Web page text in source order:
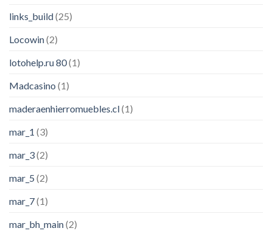
links_build(25)
Locowin(2)
lotohelp.ru 80(1)
Madcasino (1)
maderaenhierromuebles.cl(1)
mar_1 (3)
mar_3(2)
mar_5 (2)
mar_7(1)
mar_bh_main(2)